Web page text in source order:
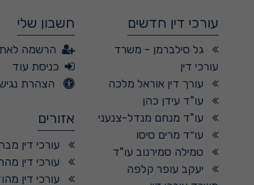
עורכי דין חדשים
גל סילברמן - משרד
עורכי דין
עורך דין אוראל מלכה
עו"ד עידן כהן
עו"ד מנחם מנדל-צנעני
עו״ד מרים סיסו
טמילה סמירנוב עו"ד
יעקב עופר קלפה
חשבון שלי
הרשמה
כניסת עוד
הצהרת
אזורים
עורכי דין
עורכי דין
עורכי דין